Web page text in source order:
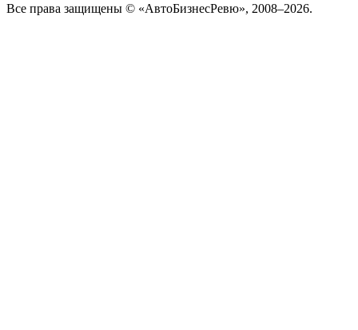
Все права защищены © «АвтоБизнесРевю», 2008–2026.